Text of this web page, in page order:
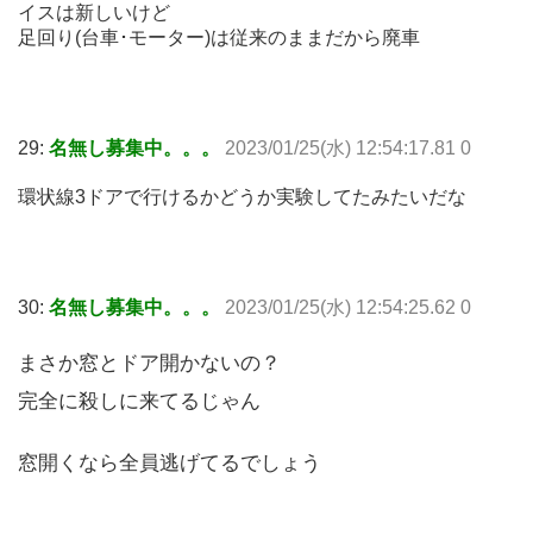
イスは新しいけど
足回り(台車･モーター)は従来のままだから廃車
29: 名無し募集中。。。 2023/01/25(水) 12:54:17.81 0
環状線3ドアで行けるかどうか実験してたみたいだな
30: 名無し募集中。。。 2023/01/25(水) 12:54:25.62 0
まさか窓とドア開かないの？
完全に殺しに来てるじゃん
窓開くなら全員逃げてるでしょう